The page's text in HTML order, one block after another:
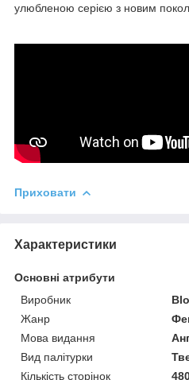
улюбленою серією з новим
Приховати
Характеристики
Основні атрибути
Виробник
Жанр
Мова видання
Вид палітурки
Кількість сторінок